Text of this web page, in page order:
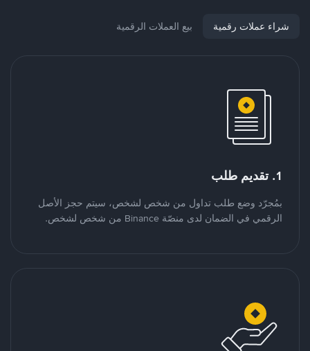
شراء عملات رقمية بيع العملات الرقمية
1. تقديم طلب
بمُجرّد وضع طلب تداول من شخص لشخص، سيتم حجز الأصل
الرقمي في الضمان لدى منصّة Binance من شخص لشخص.